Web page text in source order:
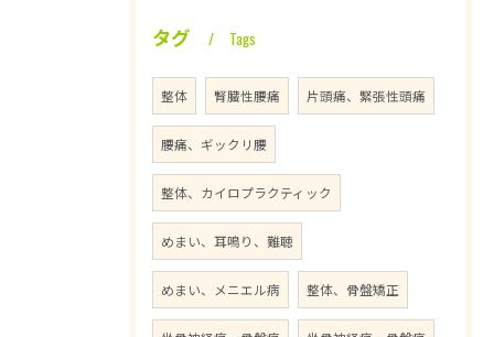
タグ Tags
整体 腎臓性腰痛 片頭痛、緊張性頭痛
腰痛、ギックリ腰
整体、カイロプラクティック
めまい、耳鳴り、難聴
めまい、メニエル病 整体、骨盤矯正